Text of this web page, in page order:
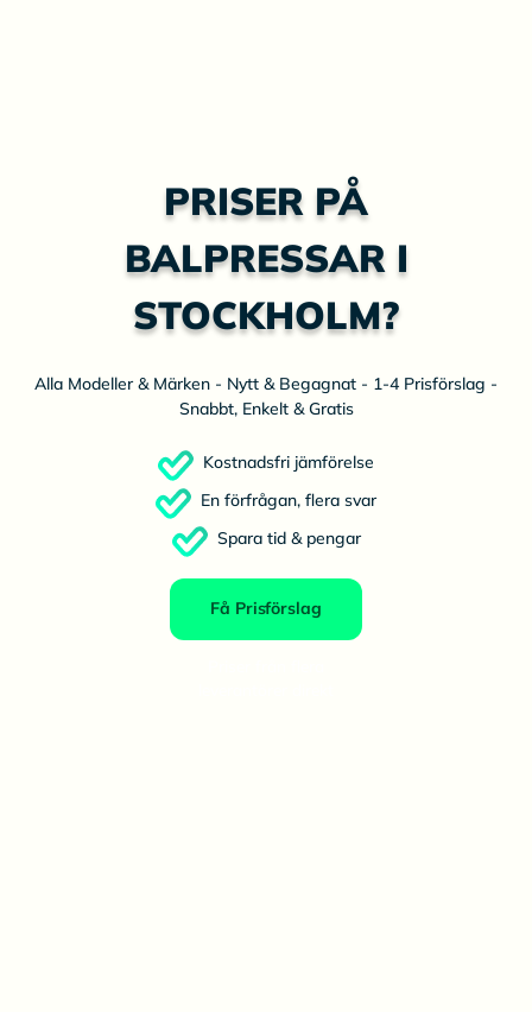
PRISER PÅ
BALPRESSAR I
STOCKHOLM?
Alla Modeller & Märken - Nytt & Begagnat - 1-4 Prisförslag -
Snabbt, Enkelt & Gratis
Kostnadsfri jämförelse
En förfrågan, flera svar
Spara tid & pengar
Få Prisförslag